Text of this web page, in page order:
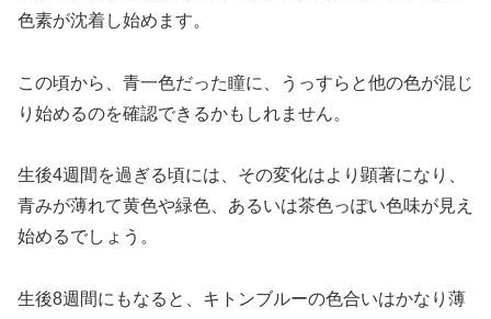
色素が沈着し始めます。
この頃から、青一色だった瞳に、うっすらと他の色が混じ
り始めるのを確認できるかもしれません。
生後4週間を過ぎる頃には、その変化はより顕著になり、
青みが薄れて黄色や緑色、あるいは茶色っぽい色味が見え
始めるでしょう。
生後8週間にもなると、キトンブルーの色合いはかなり薄